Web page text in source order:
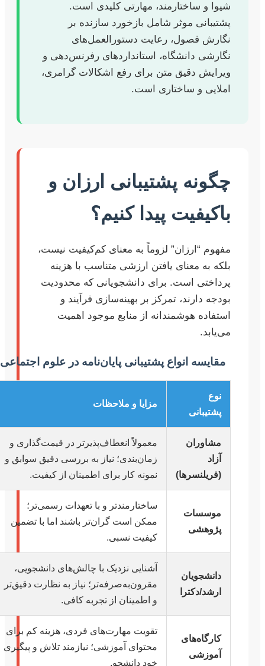
شیوا و ساختارمند، مهارتی کلیدی است.
پشتیبانی موثر شامل بازخورد سازنده بر
نگارش فصول، رعایت دستورالعمل‌های
نگارشی دانشگاه، استانداردهای رفرنس‌دهی و
ویرایش دقیق متن برای رفع اشکالات گرامری،
املایی و ساختاری است.
چگونه پشتیبانی ارزان و
باکیفیت پیدا کنیم؟
مفهوم “ارزان” لزوماً به معنای کم‌کیفیت نیست،
بلکه به معنای یافتن ارزشی متناسب با هزینه
پرداختی است. برای دانشجویانی که محدودیت
بودجه دارند، تمرکز بر بهینه‌سازی فرآیند و
استفاده هوشمندانه از منابع موجود اهمیت
می‌یابد.
مقایسه انواع پشتیبانی پایان‌نامه در علوم اجتماعی
نوع
پشتیبانی
مزایا و ملاحظات
مشاوران
آزاد
(فریلنسرها)
معمولاً انعطاف‌پذیرتر در قیمت‌گذاری و
زمان‌بندی؛ نیاز به بررسی دقیق سوابق و
نمونه کار برای اطمینان از کیفیت.
موسسات
پژوهشی
ساختارمندتر و با تعهدات رسمی‌تر؛
ممکن است گران‌تر باشند اما با تضمین
کیفیت نسبی.
دانشجویان
ارشد/دکترا
آشنایی نزدیک با چالش‌های دانشجویی،
مقرون‌به‌صرفه‌تر؛ نیاز به نظارت دقیق‌تر
و اطمینان از تجربه کافی.
کارگاه‌های
آموزشی
تقویت مهارت‌های فردی، هزینه کم برای
محتوای آموزشی؛ نیازمند تلاش و پیگیری
خود دانشجو.